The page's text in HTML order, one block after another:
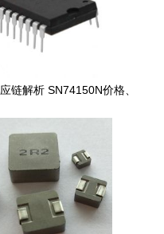
链解析 SN74150N价格、